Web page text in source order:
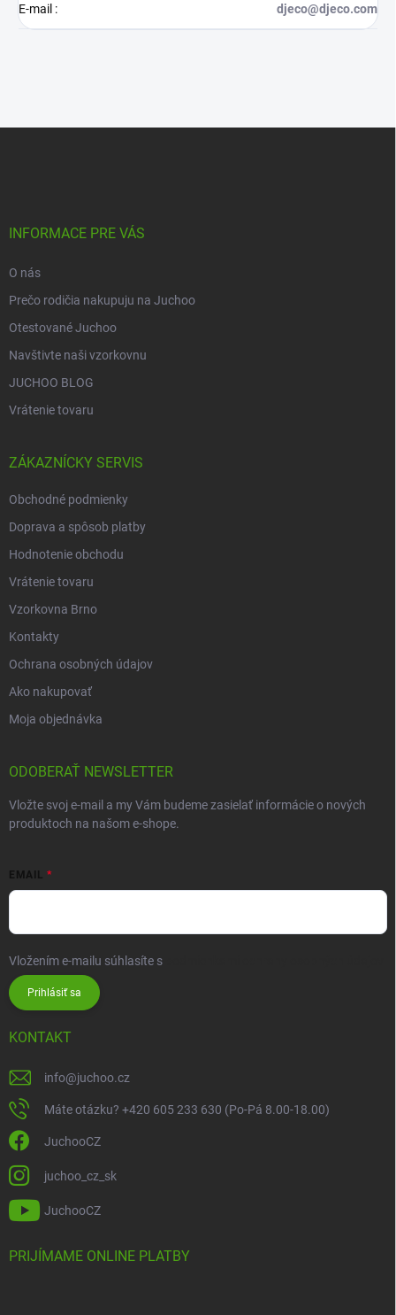
E-mail : djeco@djeco.com
INFORMACE PRE VÁS
O nás
Prečo rodičia nakupuju na Juchoo
Otestované Juchoo
Navštivte naši vzorkovnu
JUCHOO BLOG
Vrátenie tovaru
ZÁKAZNÍCKY SERVIS
Obchodné podmienky
Doprava a spôsob platby
Hodnotenie obchodu
Vrátenie tovaru
Vzorkovna Brno
Kontakty
Ochrana osobných údajov
Ako nakupovať
Moja objednávka
ODOBERAŤ NEWSLETTER
Vložte svoj e-mail a my Vám budeme zasielať informácie o nových
produktoch na našom e-shope.
EMAIL
Vložením e-mailu súhlasíte s
Prihlásiť sa
KONTAKT
info@juchoo.cz
Máte otázku? +420 605 233 630 (Po-Pá 8.00-18.00)
JuchooCZ
juchoo_cz_sk
JuchooCZ
PRIJÍMAME ONLINE PLATBY